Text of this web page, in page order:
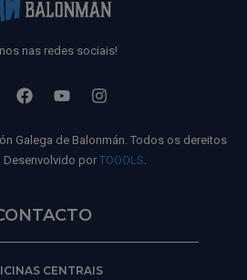
nas redes sociais!
Galega de Balonmán. Todos os dereitos
Desenvolvido por TOOOLS.
CENTRAIS